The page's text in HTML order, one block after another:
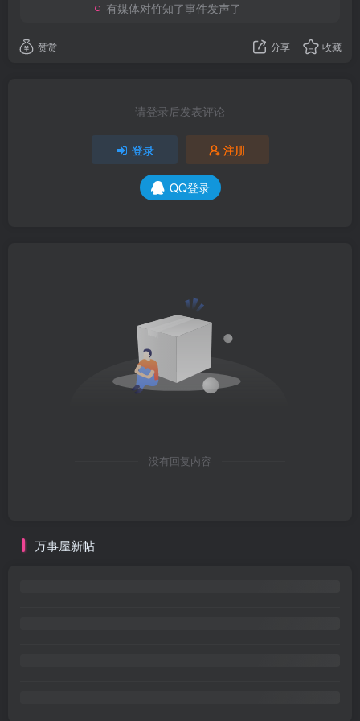
有媒体对竹知了事件发声了
赞赏 分享 收藏
请登录后发表评论
登录 注册
QQ登录
没有回复内容
万事屋新帖